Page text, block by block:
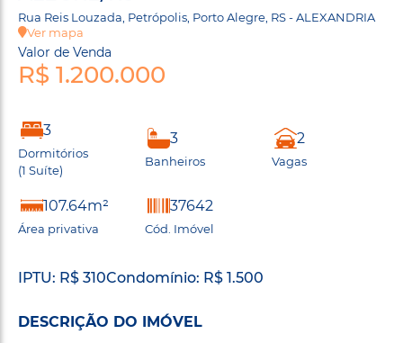
Rua Reis Louzada, Petrópolis, Porto Alegre, RS - ALEXANDRIA
Ver mapa
Valor de Venda
R$ 1.200.000
3
Dormitórios
(1 Suíte)
3
Banheiros
2
Vagas
107.64m²
Área privativa
37642
Cód. Imóvel
IPTU: R$ 310Condomínio: R$ 1.500
DESCRIÇÃO DO IMÓVEL